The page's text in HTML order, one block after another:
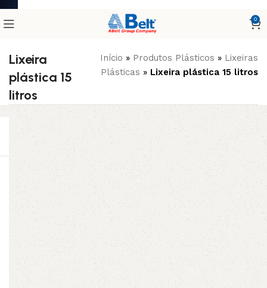
0
Lixeira
plástica 15
litros
Início » Produtos Plásticos » Lixeiras
Plásticas » Lixeira plástica 15 litros